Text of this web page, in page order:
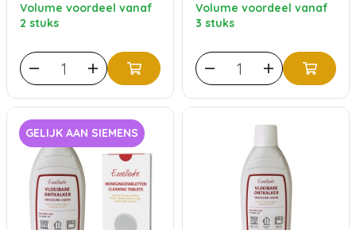
Volume voordeel vanaf
2 stuks
Volume voordeel vanaf
3 stuks
GELIJK AAN SIEMENS